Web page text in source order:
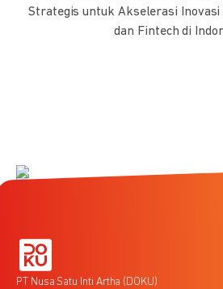
Strategis untuk Akselerasi
dan Fintech di
PT Nusa Satu Inti Artha (DOKU)